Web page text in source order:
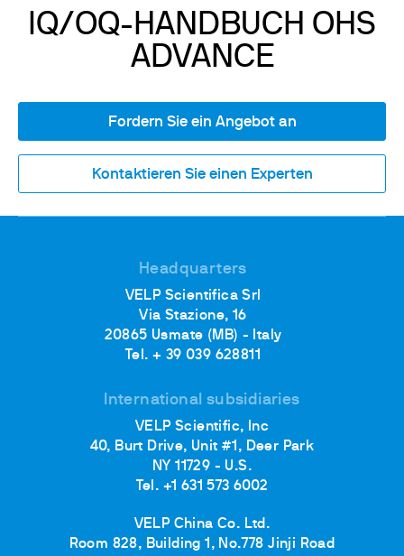
IQ/OQ-HANDBUCH OHS
ADVANCE
Fordern Sie ein Angebot an
Kontaktieren Sie einen Experten
Headquarters
VELP Scientifica Srl
Via Stazione, 16
20865 Usmate (MB) - Italy
Tel. + 39 039 628811
International subsidiaries
VELP Scientific, Inc
40, Burt Drive, Unit #1, Deer Park
NY 11729 - U.S.
Tel. +1 631 573 6002
VELP China Co. Ltd.
Room 828, Building 1, No.778 Jinji Road